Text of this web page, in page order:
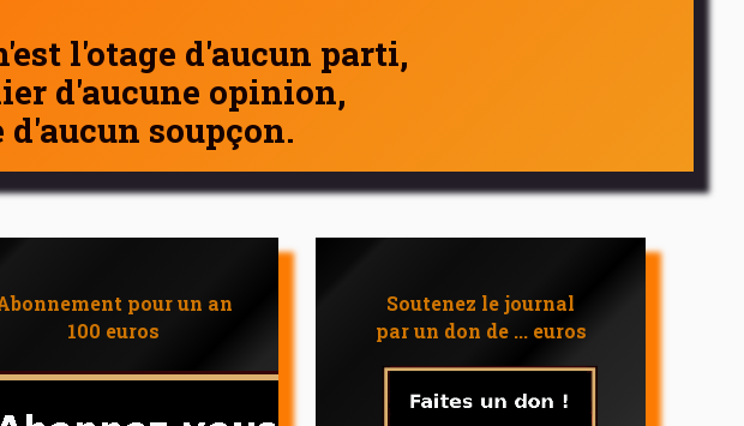
l'otage d'aucun parti,
d'aucune opinion,
d'aucun soupçon.
pour un an
100 euros
Soutenez le journal
par un don de ... euros